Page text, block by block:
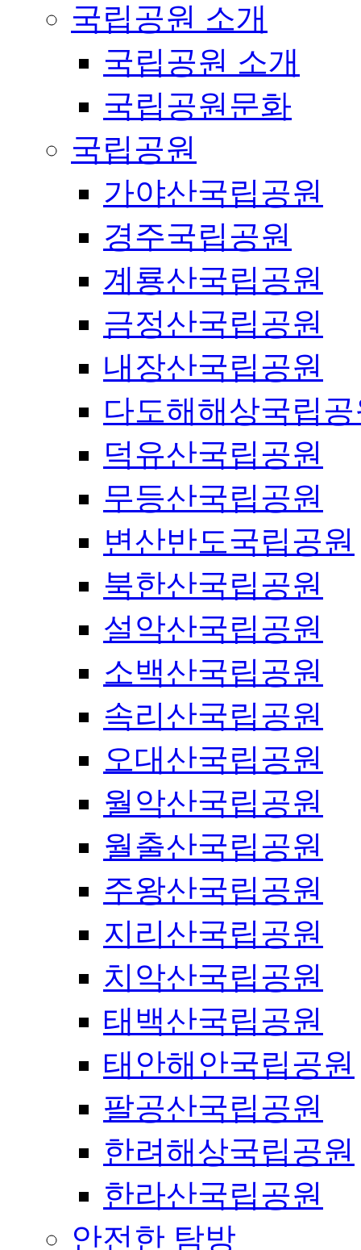
국립공원 소개
국립공원 소개
국립공원문화
국립공원
가야산국립공원
경주국립공원
계룡산국립공원
금정산국립공원
내장산국립공원
다도해해상국립
덕유산국립공원
무등산국립공원
변산반도국립공원
북한산국립공원
설악산국립공원
소백산국립공원
속리산국립공원
오대산국립공원
월악산국립공원
월출산국립공원
주왕산국립공원
지리산국립공원
치악산국립공원
태백산국립공원
태안해안국립공원
팔공산국립공원
한려해상국립공원
한라산국립공원
안전한 탐방